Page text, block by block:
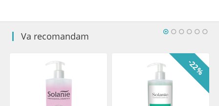
Disponibil in ambalaj de 150 ml si 500 ml.
Inrediente: Aqua, Isopropyl Palmitate, Persea Gratissima Oil, Cetearyl
Barbadensis Leaf Juice, Phenoxyethanol, Propylene Glycol,
Tocopheryl Acetate, Panthenol, Xanthan Gum, Allantoin, Sodium
Cocoyl Glutamate, Ginkgo Biloba Leaf Extract, Calendula Officinalis
Flower Extract, Ethylhexylglycerin, Disodium EDTA, o-Cymen-5-ol,
Sodium Chloride
Va recomandam
-22%